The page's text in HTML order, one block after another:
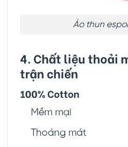
Áo thun
4. Chất liệu thoải
trận chiến
100% Cotton
Mềm mại
Thoáng mát